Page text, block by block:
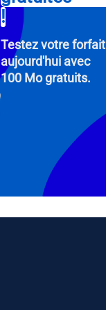
To
in
!
Testez votre forfait
aujourd'hui avec
100 Mo gratuits.